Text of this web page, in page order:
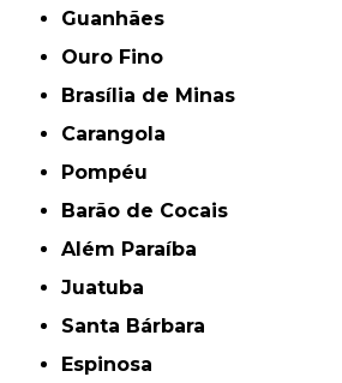
Guanhães
Ouro Fino
Brasília de Minas
Carangola
Pompéu
Barão de Cocais
Além Paraíba
Juatuba
Santa Bárbara
Espinosa